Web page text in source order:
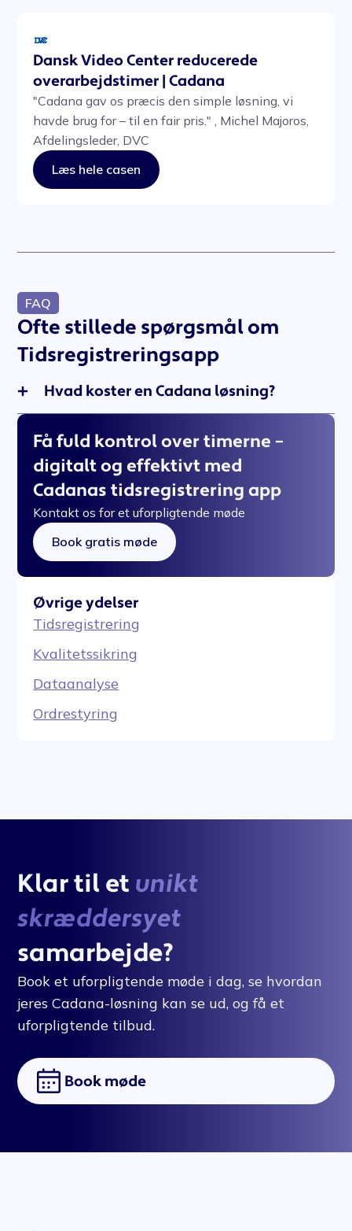
Dansk Video Center reducerede
overarbejdstimer | Cadana
"Cadana gav os præcis den simple løsning, vi
havde brug for – til en fair pris." , Michel Majoros,
Afdelingsleder, DVC
Læs hele casen
FAQ
Ofte stillede spørgsmål om
Tidsregistreringsapp
Hvad koster en Cadana løsning?
Øvrige ydelser
Tidsregistrering
Kvalitetssikring
Dataanalyse
Ordrestyring
Få fuld kontrol over timerne –
digitalt og effektivt med
Cadanas tidsregistrering app
Kontakt os for et uforpligtende møde
Book gratis møde
Klar til et unikt
skræddersyet
samarbejde?
Book et uforpligtende møde i dag, se hvordan
jeres Cadana-løsning kan se ud, og få et
uforpligtende tilbud.
Book møde